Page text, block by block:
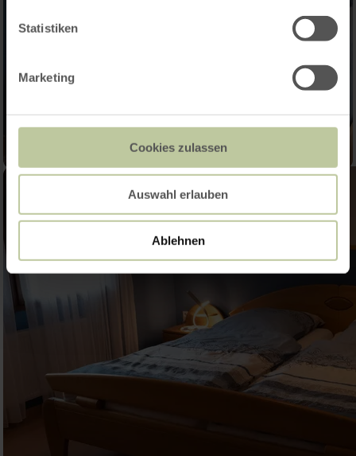
Statistiken
Marketing
Cookies zulassen
Auswahl erlauben
Ablehnen